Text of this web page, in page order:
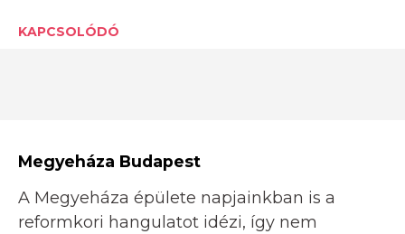
KAPCSOLÓDÓ
Megyeháza Budapest
A Megyeháza épülete napjainkban is a
reformkori hangulatot idézi, így nem